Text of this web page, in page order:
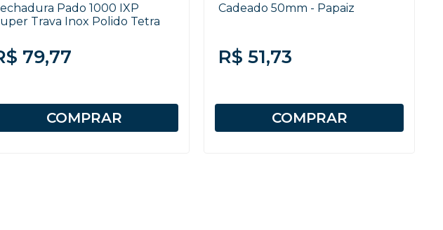
Pado 1000 IXP
Trava Inox Polido Tetra
79,77
COMPRAR
Cadeado 50mm - Papaiz
R$ 51,73
COMPRAR